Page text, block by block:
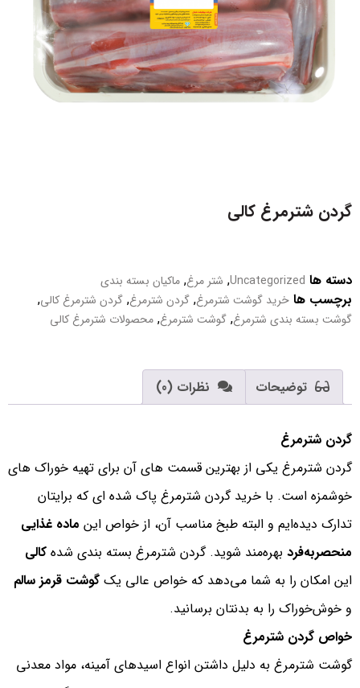
گردن شترمرغ کالی
دسته ها Uncategorized
, شتر مرغ, ماکیان بسته بندی
برچسب ها خرید گوشت شترمرغ, گردن شترمرغ, گردن شترمرغ کالی,
گوشت بسته بندی شترمرغ, گوشت شترمرغ, محصولات شترمرغ کالی
توضیحات نظرات (0)
گردن شترمرغ
گردن شترمرغ یکی از بهترین قسمت های آن برای تهیه خوراک های
خوشمزه است. با خرید گردن شترمرغ پاک شده ای که برایتان
تدارک دیده‌ایم و البته طبخ مناسب آن، از خواص این ماده غذایی
منحصر‌به‌فرد بهره‌مند شوید. گردن شترمرغ بسته بندی شده کالی
این امکان را به شما می‌دهد که خواص عالی یک گوشت قرمز سالم
و خوش‌خوراک را به بدنتان برسانید.
خواص گردن شترمرغ
گوشت شترمرغ به دلیل داشتن انواع اسیدهای آمینه، مواد معدنی